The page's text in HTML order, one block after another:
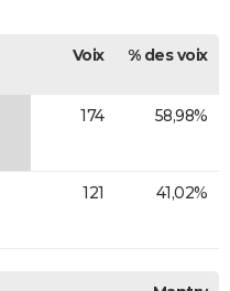
Voix % des voix
174 58,98%
121 41,02%